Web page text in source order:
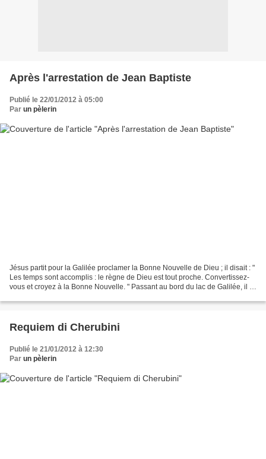
Après l'arrestation de Jean Baptiste
Publié le 22/01/2012 à 05:00
Par un pèlerin
Jésus partit pour la Galilée proclamer la Bonne Nouvelle de Dieu ; il disait : "
Les temps sont accomplis : le règne de Dieu est tout proche. Convertissez-
vous et croyez à la Bonne Nouvelle. " Passant au bord du lac de Galilée, il vit
Requiem di Cherubini
Publié le 21/01/2012 à 12:30
Par un pèlerin